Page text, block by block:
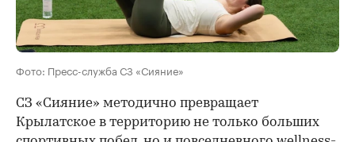
Фото: Пресс-служба СЗ «Сияние»
СЗ «Сияние» методично превращает
Крылатское в территорию не только больших